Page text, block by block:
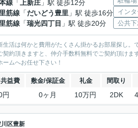
線 「 上新庄 」駅 徒歩12分
筋線 「だいどう豊里 」駅 徒歩16分
筋線 「瑞光四丁目 」駅 徒歩20分
イン
公共下
活は何かと費用がたくさん掛かるお部屋探し。
約頂きますと、仲介手数料無料でご契約頂け
ムへお任せ下さい！
益費 敷金/保証金 礼金 間取り
円 0ヶ月 10万円 2DK
区豊新